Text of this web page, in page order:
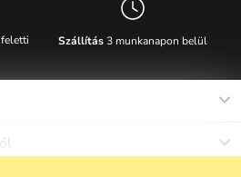
Szállítás3 munkanapon belül